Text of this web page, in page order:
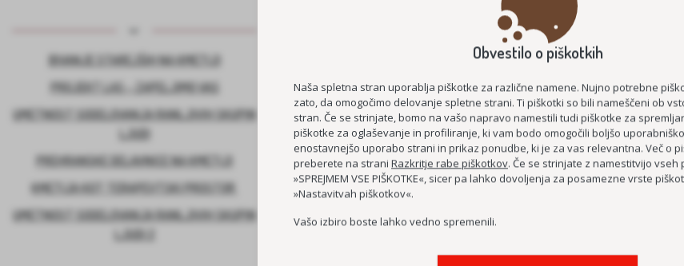
BIVANJE STAREJŠIH NA KMETIJI
PROJEKT LAS – ZAPELJIMO VAS
UMETNOST SODELOVANJA RANLJIVIH SKUPIN
LJUDI
PREHRANSKE DELAVNICE NA KMETIJI
KMETIJA KOT TERAPEVTSKI PROSTOR
UMETNOST SODELOVANJA RANLJIVIH SKUPIN
LJUDI 2
KADROVSKE ŠTIPENDIJE 2026/2027
KOC AS
MEDGENERACIJSKO
ČUTIM –
DEMENCI
MEDGENERACIJSKO
MREŽA
Obvestilo o piškotkih
Naša spletna stran uporablja piškotke za različne namene. Nujno potrebne
zato, da omogočimo delovanje spletne strani. Ti piškotki so bili nameščeni ob
stran. Če se strinjate, bomo na vašo napravo namestili tudi piškotke za
piškotke za oglaševanje in profiliranje, ki vam bodo omogočili boljšo
enostavnejšo uporabo strani in prikaz ponudbe, ki je za vas relevantna. Več o
preberete na strani Razkritje rabe piškotkov. Če se strinjate z namestitvijo vseh
»SPREJMEM VSE PIŠKOTKE«, sicer pa lahko dovoljenja za posamezne vrste
»Nastavitvah piškotkov«.
Vašo izbiro boste lahko vedno spremenili.